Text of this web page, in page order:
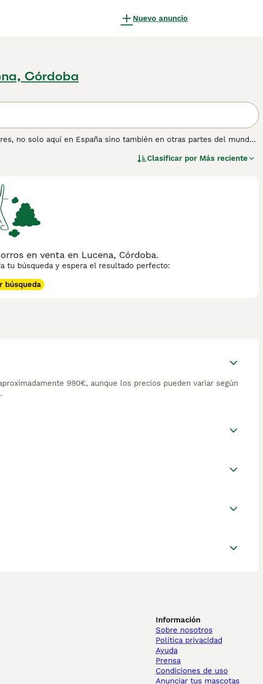
Nuevo anuncio
Córdoba
no solo aquí en España sino también en otras partes del mundo,
tienen un lado cariñoso y travieso y se hacen querer por todos.
solos durante largos períodos de tiempo.
información sobre esta raza de perro.
Clasificar por Más reciente
en venta en Lucena, Córdoba.
tu búsqueda y espera el resultado perfecto:
búsqueda
990€, aunque los precios pueden variar según
Información
Sobre nosotros
Politica privacidad
Ayuda
Prensa
Condiciones de uso
Anunciar tus mascotas